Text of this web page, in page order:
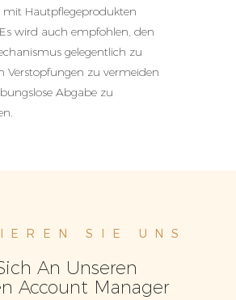
mit Hautpflegeprodukten
wird auch empfohlen, den
gelegentlich zu
Verstopfungen zu vermeiden
Abgabe zu
SIE UNS
An Unseren
Account Manager